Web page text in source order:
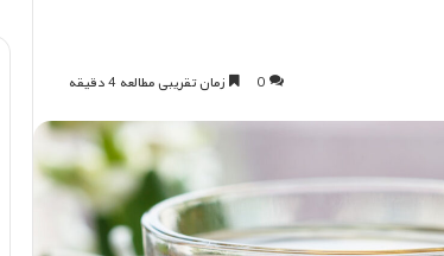
0 زمان تقریبی مطالعه 4 دقیقه